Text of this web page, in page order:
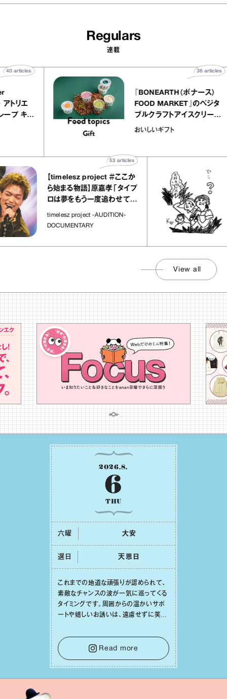
Regulars
連載
atelier
リー アトリエ
ルクレープ キャ
40 articles
『BONEARTH（ボナー
FOOD MARKET』のベ
ブルクラフトアイスク
｜真野知子の「おいし
おいしいギフト
36
【timelesz project ＃ここか
ら始まる物語】原嘉孝「タイプ
ロは夢をもう一度追わせてく
timelesz project -AUDITION-
DOCUMENTARY
articles
View all
2026.8.
6
THU
六曜 ⼤安
選日 天恩⽇
これまでの地道な頑張りが認められて、
素敵なチャンスの波が⼀気に巡ってくる
タイミングです。周囲からの温かいサポ
ートや嬉しいお誘いは、遠慮せずに笑顔
せになっていくイメージを持って⼀歩を
踏み出して。⼀⼈⼀⼈の良いところが混
ざり合い、ハッピーな未来が形作られて
いきます。
Read more